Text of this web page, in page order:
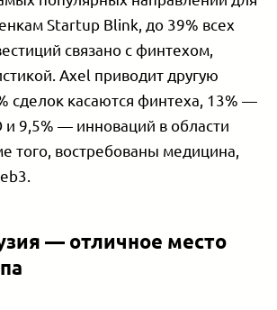
Startup Blink, до 39% всех
связано с финтехом,
Axel приводит другую
сделок касаются финтеха, 13% —
и 9,5% — инноваций в области
того, востребованы медицина,
— отличное место